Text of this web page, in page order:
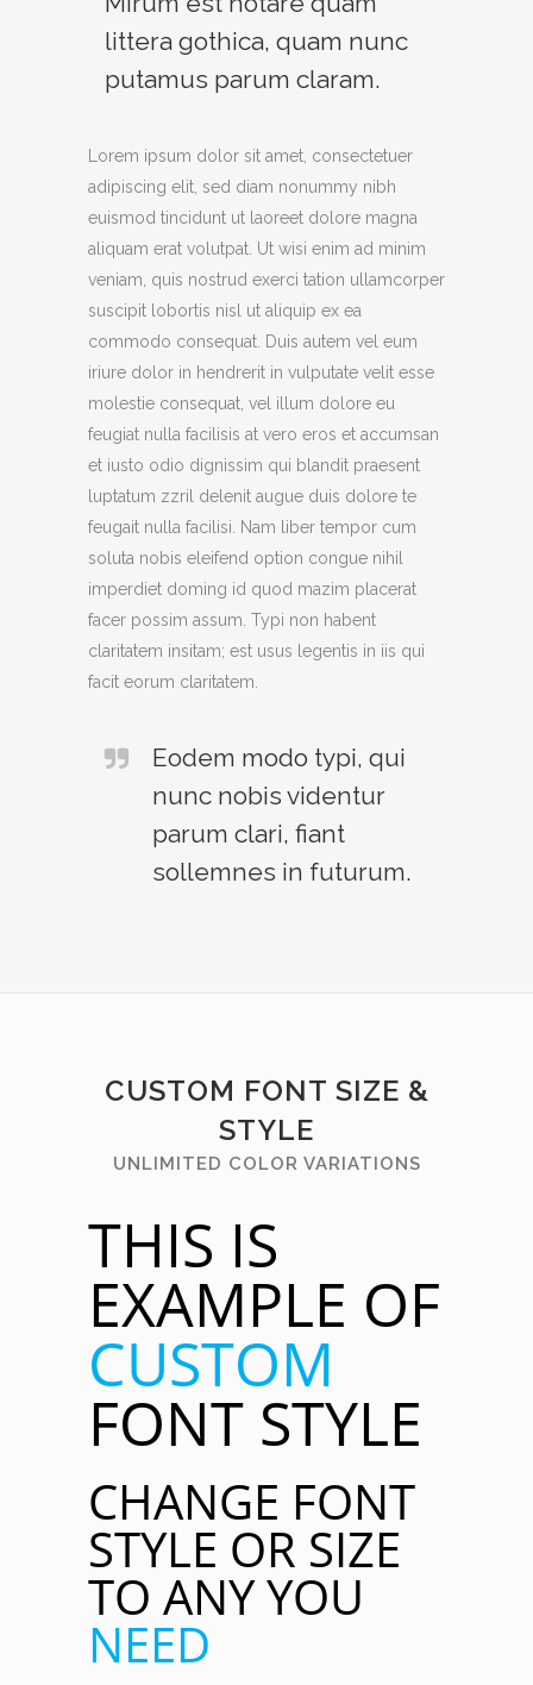
littera gothica, quam nunc
putamus parum claram.
Lorem ipsum dolor sit amet, consectetuer
adipiscing elit, sed diam nonummy nibh
euismod tincidunt ut laoreet dolore magna
aliquam erat volutpat. Ut wisi enim ad minim
veniam, quis nostrud exerci tation ullamcorper
suscipit lobortis nisl ut aliquip ex ea
commodo consequat. Duis autem vel eum
iriure dolor in hendrerit in vulputate velit esse
molestie consequat, vel illum dolore eu
feugiat nulla facilisis at vero eros et accumsan
et iusto odio dignissim qui blandit praesent
luptatum zzril delenit augue duis dolore te
feugait nulla facilisi. Nam liber tempor cum
soluta nobis eleifend option congue nihil
imperdiet doming id quod mazim placerat
facer possim assum. Typi non habent
claritatem insitam; est usus legentis in iis qui
facit eorum claritatem.
Eodem modo typi, qui
nunc nobis videntur
parum clari, fiant
sollemnes in futurum.
CUSTOM FONT SIZE &
STYLE
UNLIMITED COLOR VARIATIONS
THIS IS
EXAMPLE OF
CUSTOM
FONT STYLE
CHANGE FONT
STYLE OR SIZE
TO ANY YOU
NEED